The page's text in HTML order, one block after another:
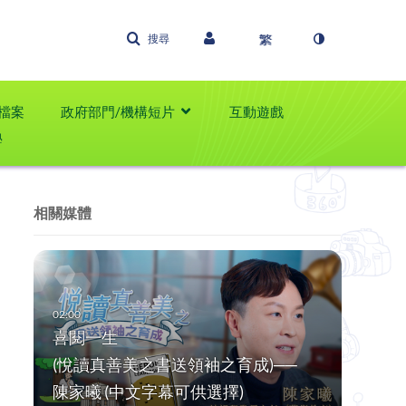
搜尋
案 政府部門/機構短片
互動遊戲
相關媒體
喜閱一生
(悅讀真善美之書送領袖之育成)──
陳家曦 (中文字幕可供選擇)